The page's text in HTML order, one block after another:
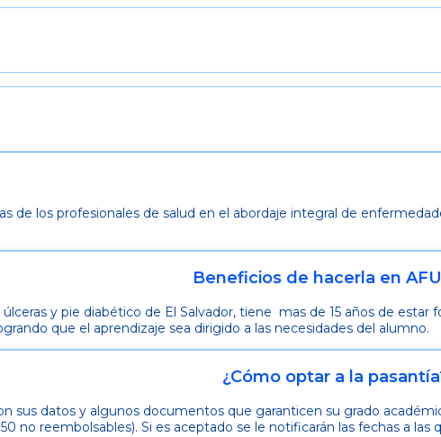
de los profesionales de salud en el abordaje integral de
Beneficios de hacerla en
y pie diabético de El Salvador, tiene mas de 15 años de
que el aprendizaje sea dirigido a las necesidades del alumno.
¿Cómo optar a la
sus datos y algunos documentos que garanticen su grado
no reembolsables). Si es aceptado se le notificarán las fechas a las